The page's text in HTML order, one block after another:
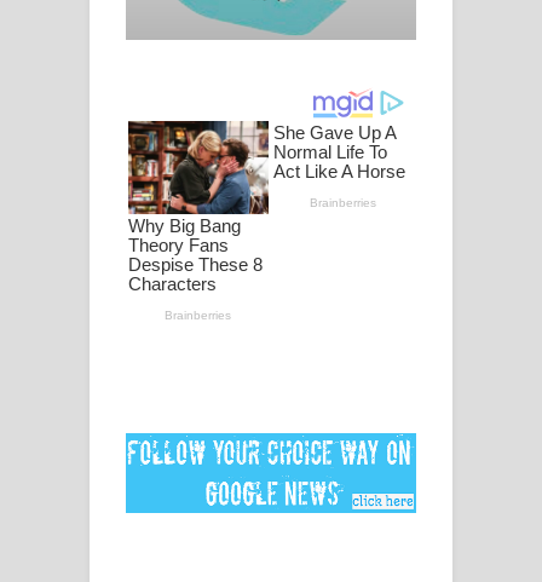
ගීතයේ පද පෙළ
ඔබමයි මගේ ආදරේ ගීතයේ පද පෙළ
Pansal Gihin Song Lyrics - පන්සල් ගිහිං
ගීතයේ පද පෙළ
Ankeliya Song Lyrics - අංකෙළිය ගීතයේ
ගීතයේ පද පෙළ
MANAMALA KATHA Song Lyrics -